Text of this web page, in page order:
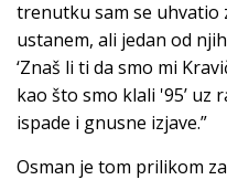
trenutku sam se uhvatio
ustanem, ali jedan od
‘Znaš li ti da smo mi
kao što smo klali '95’ uz
ispade i gnusne izjave.”
Osman je tom prilikom